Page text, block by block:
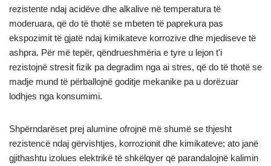
rezistente ndaj acidëve dhe alkalive në temperatura të
moderuara, që do të thotë se mbeten të paprekura pas
ekspozimit të gjatë ndaj kimikateve korrozive dhe mjediseve të
ashpra. Për më tepër, qëndrueshmëria e tyre u lejon t'i
rezistojnë stresit fizik pa degradim nga ai stres, që do të thotë se
madje mund të përballojnë goditje mekanike pa u dorëzuar
lodhjes nga konsumimi.
Shpërndarëset prej alumine ofrojnë më shumë se thjesht
rezistencë ndaj gërvishtjes, korrozionit dhe kimikateve; ato janë
gjithashtu izolues elektrikë të shkëlqyer që parandalojnë kalimin